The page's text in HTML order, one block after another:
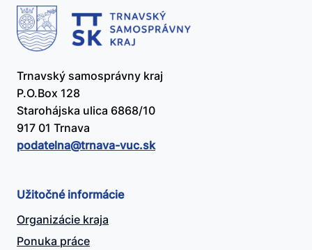
Trnavský samosprávny kraj
P.O.Box 128
Starohájska ulica 6868/10
917 01 Trnava
podatelna@​trnava-vuc.sk
Užitočné informácie
Organizácie kraja
Ponuka práce